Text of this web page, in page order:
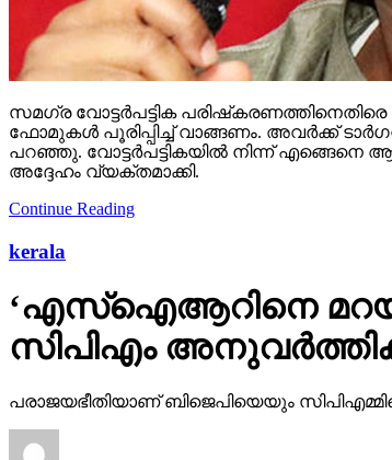
സമഗ്ര വോട്ടര്‍പട്ടിക
ഫോമുകള്‍ പൂരിപ്പിച്ച് വാങ്ങണം. അവര്‍ക്ക്
പറഞ്ഞു. വോട്ടര്‍പട്ടികയില്‍ നിന്ന് എങ്ങെനെ
അദ്ദേഹം വ്യക്തമാക്കി.
Continue Reading
kerala
‘എസ്‌ഐആറിനെ
സിപിഎം
പരാജയഭീതിയാണ് ബിജെപിയെയും